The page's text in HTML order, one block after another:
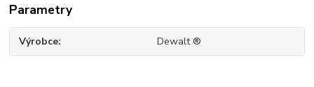
Parametry
Výrobce Dewalt ®